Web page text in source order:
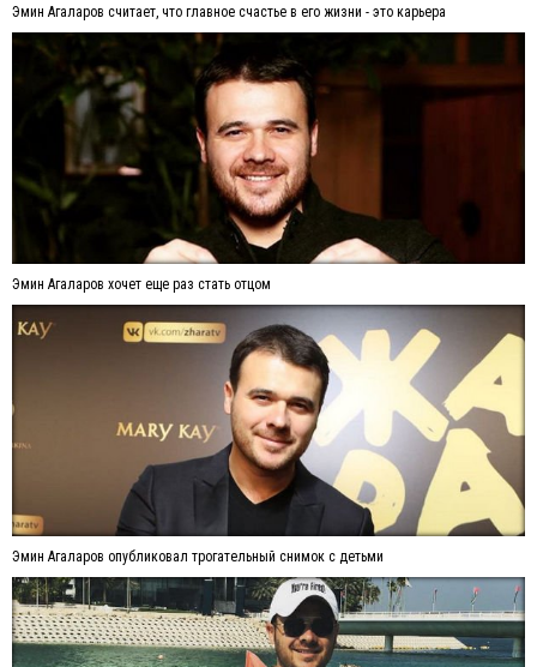
Эмин Агаларов считает, что главное счастье в его жизни - это карьера
Эмин Агаларов хочет еще раз стать отцом
Эмин Агаларов опубликовал трогательный снимок с детьми